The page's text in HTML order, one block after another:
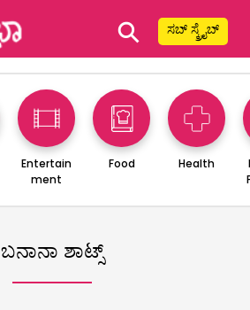
⚲ ಸಬ್ ಸ್ಕ್ರೈಬ್
Entertain
ment
Food Health
ಬನಾನಾ ಶಾಟ್ಸ್